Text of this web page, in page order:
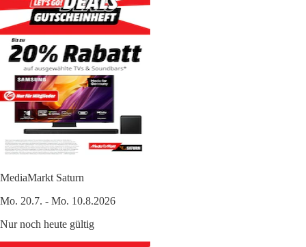
MediaMarkt Saturn
Mo. 20.7. - Mo. 10.8.2026
Nur noch heute gültig